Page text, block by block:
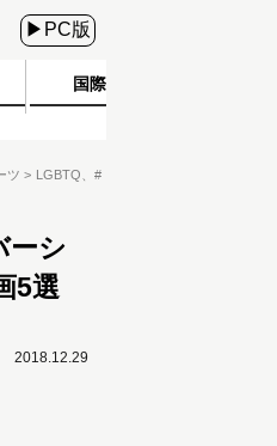
▶PC版
国際
ツ
LGBTQ、#
ーシ
5選
2018.12.29